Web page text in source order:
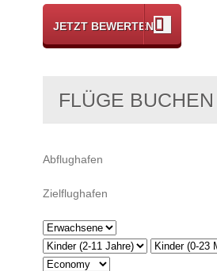
JETZT BEWERTEN
FLÜGE BUCHEN